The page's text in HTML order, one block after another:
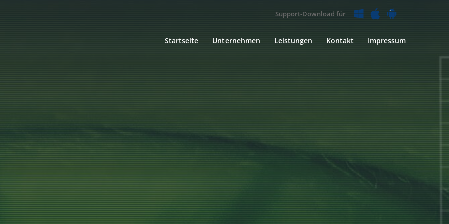
Support-Download für
Startseite Unternehmen Leistungen Kontakt Impressum